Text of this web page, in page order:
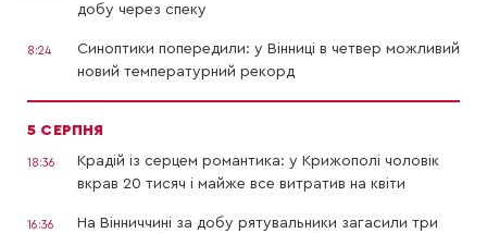
добу через спеку
8:24
Синоптики попередили: у Вінниці в четвер можливий
новий температурний рекорд
5 СЕРПНЯ
18:36
Крадій із серцем романтика: у Крижополі чоловік
вкрав 20 тисяч і майже все витратив на квіти
16:36
На Вінниччині за добу рятувальники загасили три